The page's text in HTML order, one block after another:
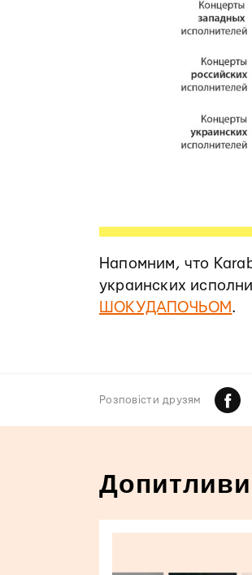
Напомним, что
украинских
ШОКУДАПОЧЬОМ.
Розповiсти друзям